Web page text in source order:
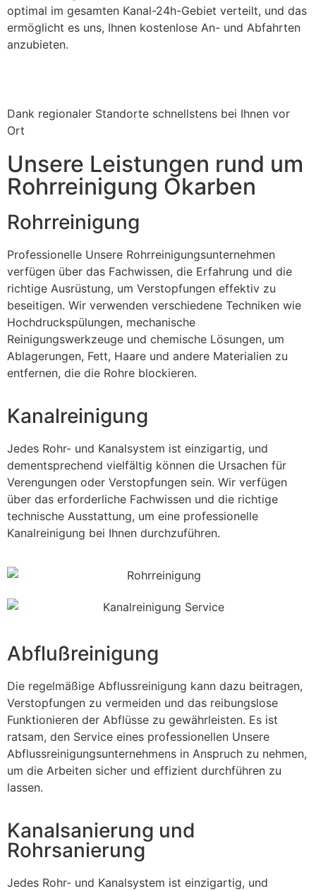
optimal im gesamten Kanal-24h-Gebiet verteilt, und das
ermöglicht es uns, Ihnen kostenlose An- und Abfahrten
anzubieten.
Dank regionaler Standorte schnellstens bei Ihnen vor
Ort
Unsere Leistungen rund um
Rohrreinigung Okarben
Rohrreinigung
Professionelle Unsere Rohrreinigungsunternehmen
verfügen über das Fachwissen, die Erfahrung und die
richtige Ausrüstung, um Verstopfungen effektiv zu
beseitigen. Wir verwenden verschiedene Techniken wie
Hochdruckspülungen, mechanische
Reinigungswerkzeuge und chemische Lösungen, um
Ablagerungen, Fett, Haare und andere Materialien zu
entfernen, die die Rohre blockieren.
Kanalreinigung
Jedes Rohr- und Kanalsystem ist einzigartig, und
dementsprechend vielfältig können die Ursachen für
Verengungen oder Verstopfungen sein. Wir verfügen
über das erforderliche Fachwissen und die richtige
technische Ausstattung, um eine professionelle
Kanalreinigung bei Ihnen durchzuführen.
Abflußreinigung
Die regelmäßige Abflussreinigung kann dazu beitragen,
Verstopfungen zu vermeiden und das reibungslose
Funktionieren der Abflüsse zu gewährleisten. Es ist
ratsam, den Service eines professionellen Unsere
Abflussreinigungsunternehmens in Anspruch zu nehmen,
um die Arbeiten sicher und effizient durchführen zu
lassen.
Kanalsanierung und
Rohrsanierung
Jedes Rohr- und Kanalsystem ist einzigartig, und